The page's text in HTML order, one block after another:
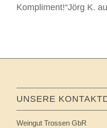
Kompliment!“Jörg K.
UNSERE
Weingut Trossen GbR